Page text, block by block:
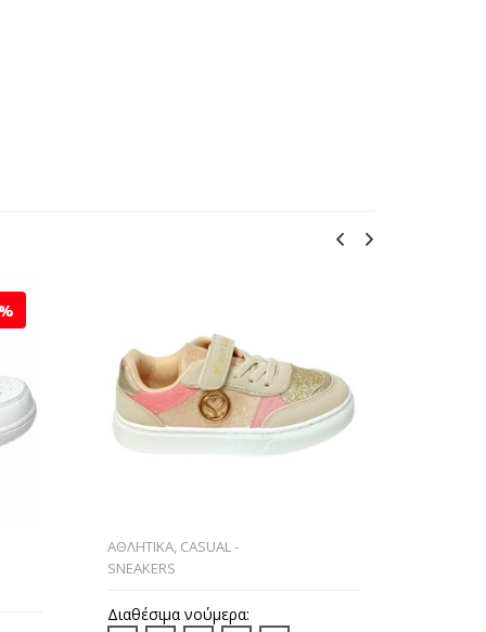
ΑΘΛΗΤΙΚΑ, CASUAL -
SNEAKERS
Διαθέσιμα νούμερα: